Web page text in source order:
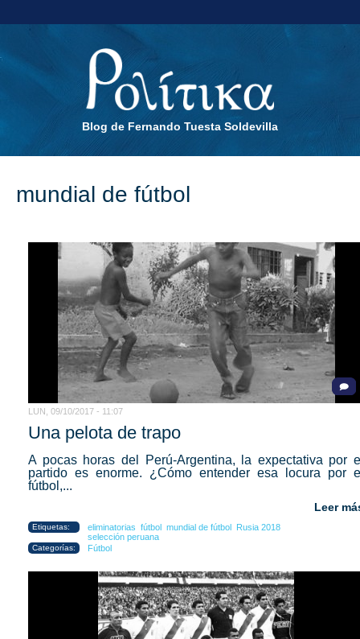
Blog de Fernando Tuesta Soldevilla
mundial de fútbol
LUN, 09/10/2017 - 11:07
Una pelota de trapo
A pocas horas del Perú-Argentina, la expectativa por
partido es enorme. ¿Cómo entender esa locura por
fútbol,...
Leer
Etiquetas: eliminatorias fútbol mundial de fútbol
Rusia 2018
selección peruana
Categorías: Fútbol